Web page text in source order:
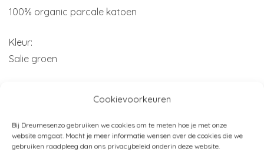
Cookievoorkeuren
Bij Dreumesenzo gebruiken we cookies om te meten hoe je met onze
website omgaat. Mocht je meer informatie wensen over de cookies die we
gebruiken raadpleeg dan ons privacybeleid onderin deze website.
100% organic parcale katoen
Kleur:
Salie groen
Merk:
Mies & Co